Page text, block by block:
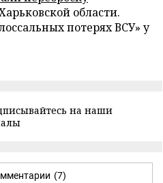
области.
потерях ВСУ» у
на наши
(7)